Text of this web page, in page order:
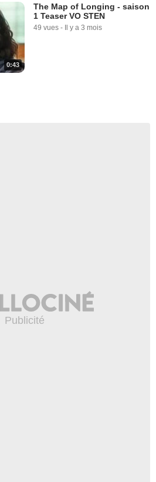
0:43
The Map of Longing - saison
1 Teaser VO STEN
49 vues - Il y a 3 mois